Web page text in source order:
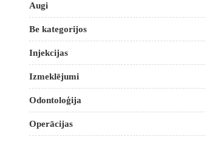
Augi
Be kategorijos
Injekcijas
Izmeklējumi
Odontoloģija
Operācijas